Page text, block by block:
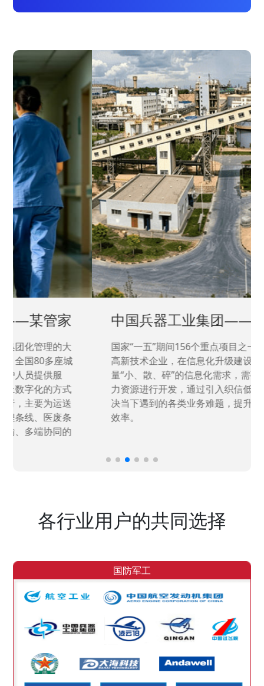
中国兵器工业集团——银光化学
国家“一五”期间156个重点项目之一。属于国家
高新技术企业，在信息化升级建设中，存在大
量“小、散、碎”的信息化需求，需要投入大量人
力资源进行开发，通过引入织信低代码平台，解
决当下遇到的各类业务难题，提升整体的IT研发
效率。
各行业用户的共同选择
国防军工